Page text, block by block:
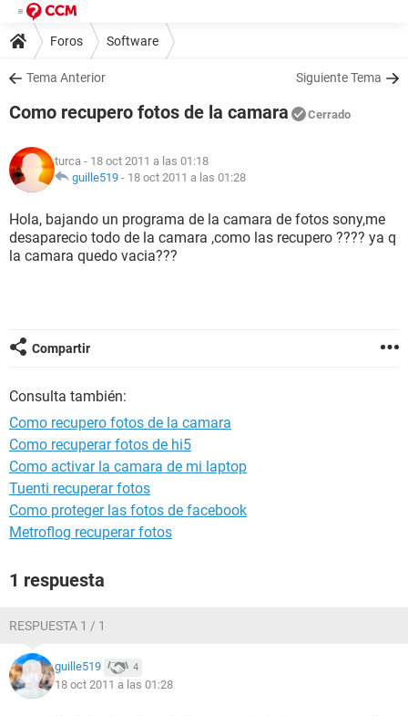
Foros Software
Tema Anterior Siguiente Tema
Como recupero fotos de la camara Cerrado
turca - 18 oct 2011 a las 01:18
guille519 - 18 oct 2011 a las 01:28
Hola, bajando un programa de la camara de fotos sony,me
desaparecio todo de la camara ,como las recupero ???? ya q
la camara quedo vacia???
Compartir
Consulta también:
Como recupero fotos de la camara
Como recuperar fotos de hi5
Como activar la camara de mi laptop
Tuenti recuperar fotos
Como proteger las fotos de facebook
Metroflog recuperar fotos
1 respuesta
RESPUESTA 1 / 1
guille519 4
18 oct 2011 a las 01:28